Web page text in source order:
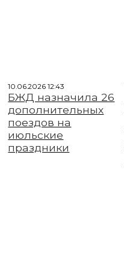
10.06.2026 12:43
БЖД назначила 26
дополнительных
поездов на
июльские
праздники